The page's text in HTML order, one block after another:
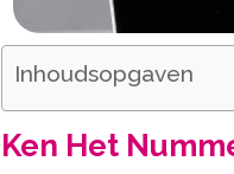
Inhoudsopgaven
Ken Het